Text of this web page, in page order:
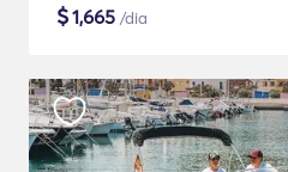
$1,665 /dia